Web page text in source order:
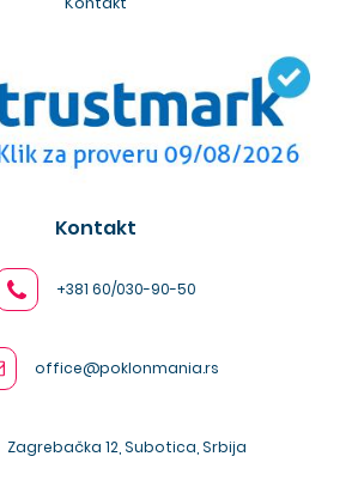
Kontakt
+381 60/030-90-50
office@poklonmania.rs
Zagrebačka 12, Subotica, Srbija